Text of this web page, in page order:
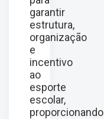
garantir
estrutura,
organização
e
incentivo
ao
esporte
escolar,
proporcionando